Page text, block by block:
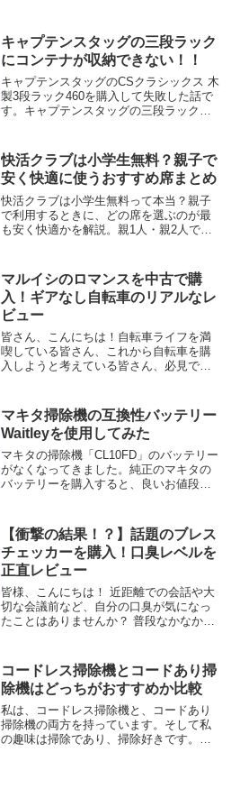
キャプテンスタッグの三段ラック
にコンテナが収納できない！！
キャプテンスタッグのCSクラシックス 木
製3段ラック460を購入して失敗した話で
す。キャプテンスタッグの三段ラックの
で購入したのですが、購入した結果、一
般的なサイズのコ...
快活クラブは小学生無料？親子で
安く快適に使うおすすめ席まとめ
快活クラブは小学生無料って本当？親子
で利用するときに、どの席を選ぶのが最
も安く快適かを解説。親1人・親2人で変
マルイシのロマンスを中古で購
入！ギアなし自転車のリアルなレ
ビュー
皆さん、こんにちは！自転車ライフを満
喫している皆さん、これから自転車を購
入しようと考えている皆さん、必見で
をお届けします。
マキタ掃除機の互換性バッテリー
Waitleyを使用してみた
マキタの掃除機「CL10FD」のバッテリー
がなくなってきました。純正のマキタの
バッテリーを購入すると、良いお値段が
試したきっかけは、以下の動画です。
【衝撃の結果！？】話題のブレス
チェッカーを購入！口臭レベルを
正直レビュー
皆様、こんにちは！ 近距離での会話や大
切な会議前など、自分の口臭が気になっ
たことはありませんか？ 普段なかなか自
もしれません。そんな悩みを解決すべ
く、最近話題の「ブレス...
コードレス掃除機とコードあり掃
除機はどっちがおすすめか比較
私は、コードレス掃除機と、コードあり
掃除機の両方を持っています。そして私
の趣味は掃除であり、掃除好きです。あ